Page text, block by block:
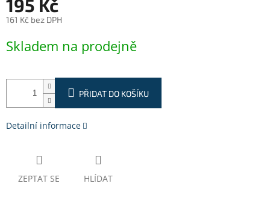
195 Kč
161 Kč bez DPH
cena:
Skladem na prodejně
PŘIDAT DO KOŠÍKU
Detailní informace
ZEPTAT SE HLÍDAT